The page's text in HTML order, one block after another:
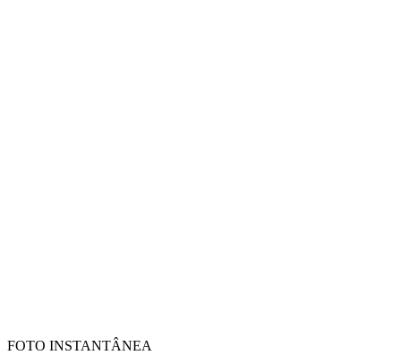
FOTO INSTANTÂNEA